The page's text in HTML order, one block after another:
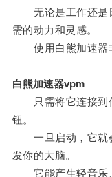
无论是工作还是
需的动力和灵感。
使用白熊加速器
白熊加速器vpm
只需将它连接到
钮。
一旦启动，它就
发你的大脑。
它能产生轻音乐